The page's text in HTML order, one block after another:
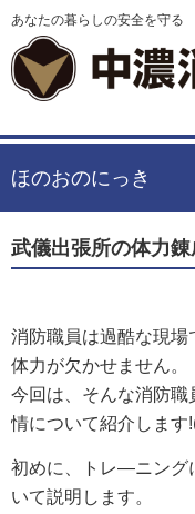
あなたの暮らしの安全を守る
ほのおのにっき
武儀出張所の体力錬
消防職員は過酷な現場
体力が欠かせません。
今回は、そんな消防
情について紹介します
初めに、トレ―ニング
いて説明します。